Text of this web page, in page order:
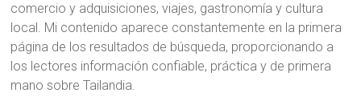
comercio y adquisiciones, viajes, gastronomía y cultura
local. Mi contenido aparece constantemente en la primera
página de los resultados de búsqueda, proporcionando a
los lectores información confiable, práctica y de primera
mano sobre Tailandia.